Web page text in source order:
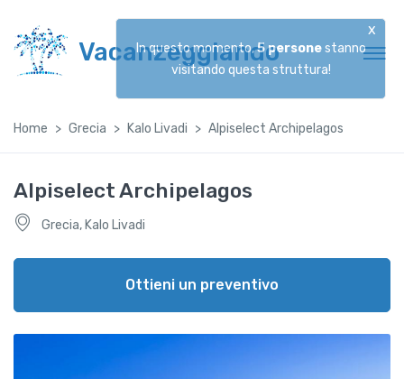
Vacanzeggiando
x
In questo momento,5personestanno
visitando questa struttura!
Home Grecia Kalo Livadi Alpiselect Archipelagos
Alpiselect Archipelagos
Grecia, Kalo Livadi
Ottieni un preventivo